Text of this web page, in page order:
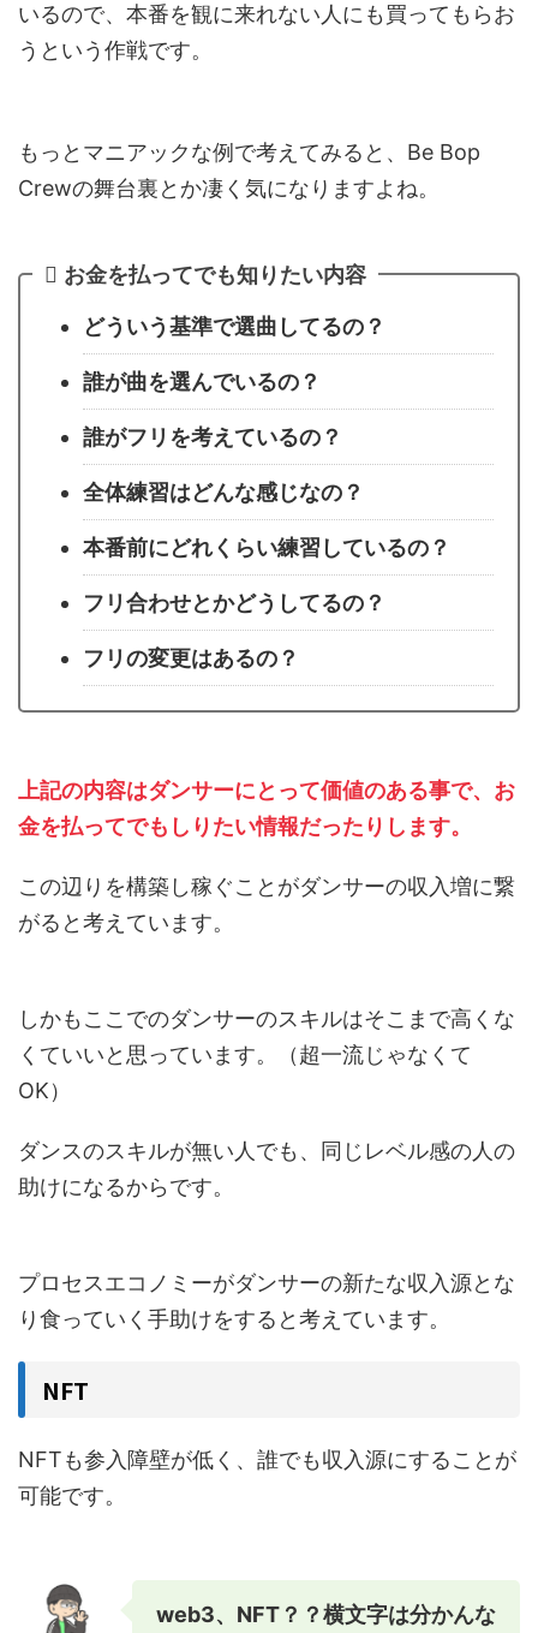
いるので、本番を観に来れない人にも買ってもらお
うという作戦です。
もっとマニアックな例で考えてみると、Be Bop
Crewの舞台裏とか凄く気になりますよね。
お金を払ってでも知りたい内容
どういう基準で選曲してるの？
誰が曲を選んでいるの？
誰がフリを考えているの？
全体練習はどんな感じなの？
本番前にどれくらい練習しているの？
フリ合わせとかどうしてるの？
フリの変更はあるの？
上記の内容はダンサーにとって価値のある事で、お
金を払ってでもしりたい情報だったりします。
この辺りを構築し稼ぐことがダンサーの収入増に繋
がると考えています。
しかもここでのダンサーのスキルはそこまで高くな
くていいと思っています。（超一流じゃなくて
OK）
ダンスのスキルが無い人でも、同じレベル感の人の
助けになるからです。
プロセスエコノミーがダンサーの新たな収入源とな
り食っていく手助けをすると考えています。
NFT
NFTも参入障壁が低く、誰でも収入源にすることが
可能です。
web3、NFT？？横文字は分かんな